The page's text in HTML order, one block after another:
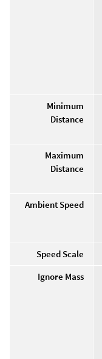
Minimum
Distance
Maximum
Distance
Ambient Speed
Speed Scale
Ignore Mass